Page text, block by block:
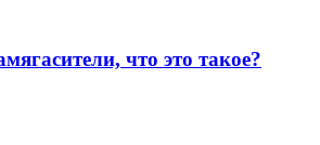
что это такое?